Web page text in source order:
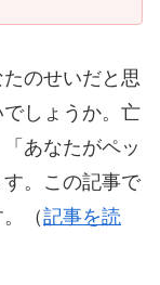
のせいだと思
しょうか。亡
あなたがペッ
。この記事で
（記事を読